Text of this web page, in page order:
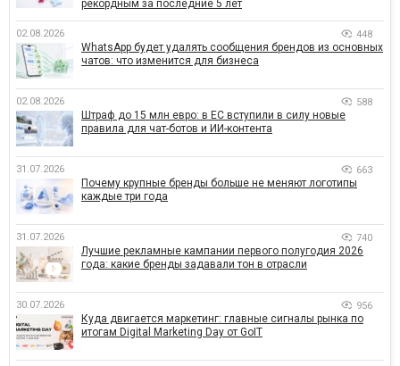
рекордным за последние 5 лет
02.08.2026 448
WhatsApp будет удалять сообщения брендов из основных
чатов: что изменится для бизнеса
02.08.2026 588
Штраф до 15 млн евро: в ЕС вступили в силу новые
правила для чат-ботов и ИИ-контента
31.07.2026 663
Почему крупные бренды больше не меняют логотипы
каждые три года
31.07.2026 740
Лучшие рекламные кампании первого полугодия 2026
года: какие бренды задавали тон в отрасли
30.07.2026 956
Куда двигается маркетинг: главные сигналы рынка по
итогам Digital Marketing Day от GoIT